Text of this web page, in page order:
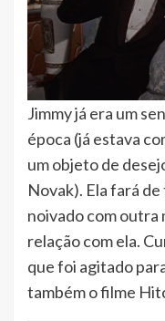
Jimmy já era um
época (já estava
um objeto de
Novak). Ela fará
noivado com outra
relação com ela.
que foi agitado
também o filme